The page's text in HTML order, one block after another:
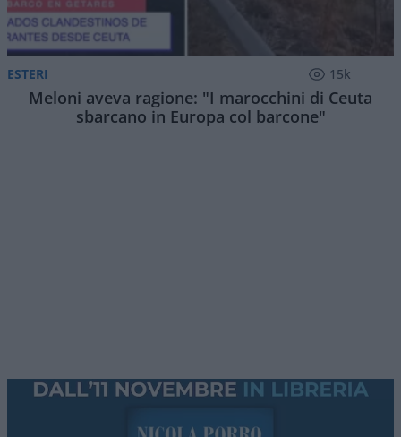
ESTERI 15k
Meloni aveva ragione: "I marocchini di Ceuta
sbarcano in Europa col barcone"